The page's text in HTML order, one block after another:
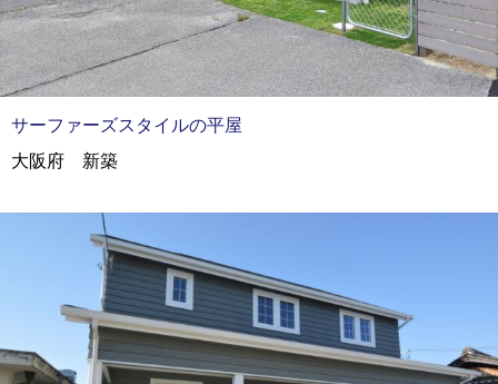
サーファーズスタイルの平屋
大阪府 新築